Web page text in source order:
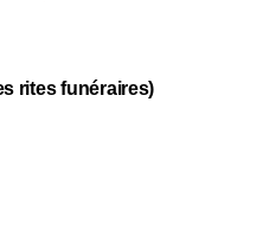
rites funéraires)